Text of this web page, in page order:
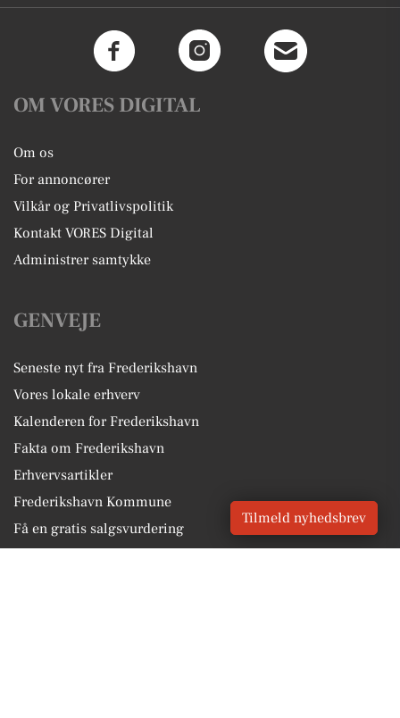
OM VORES DIGITAL
Om os
For annoncører
Vilkår og Privatlivspolitik
Kontakt VORES Digital
Administrer samtykke
GENVEJE
Seneste nyt fra Frederikshavn
Vores lokale erhverv
Kalenderen for Frederikshavn
Fakta om Frederikshavn
Erhvervsartikler
Frederikshavn Kommune
Få en gratis salgsvurdering
Tilmeld nyhedsbrev